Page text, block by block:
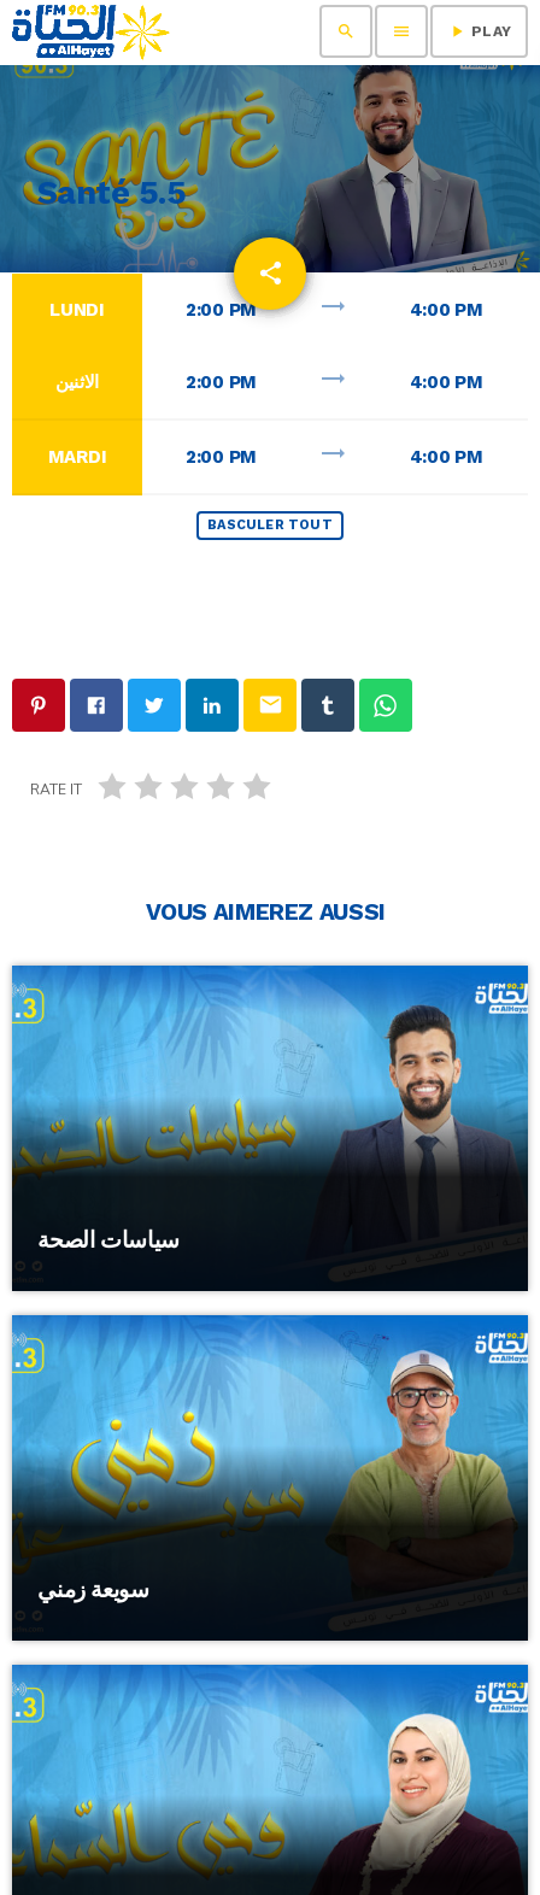
search menu play_arrow PLAY
Santé 5.5
share
email
LUNDI 2:00 PM trending_flat 4:00 PM
الاثنين 2:00 PM trending_flat 4:00 PM
MARDI 2:00 PM trending_flat 4:00 PM
BASCULER TOUT
email
RATE IT
VOUS AIMEREZ AUSSI
سياسات الصحة
سويعة زمني